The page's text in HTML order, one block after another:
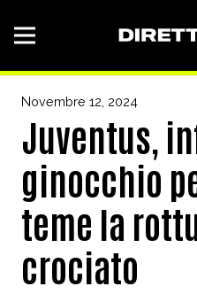
Novembre 12, 2024
Juventus,
ginocchio
teme la
crociato